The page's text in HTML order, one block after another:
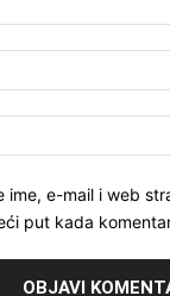
ime, e-mail i web
put kada